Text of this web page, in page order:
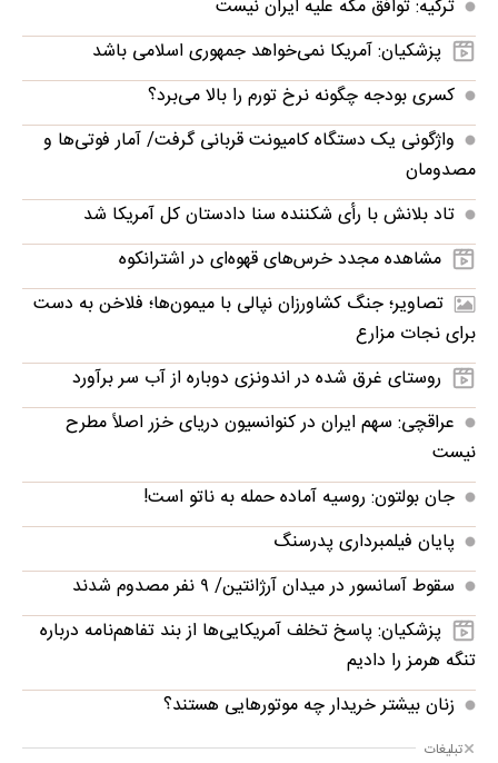
ترکیه: توافق مکه علیه ایران نیست
پزشکیان: آمریکا نمی‌خواهد جمهوری اسلامی باشد
کسری بودجه چگونه نرخ تورم را بالا می‌برد؟
واژگونی یک دستگاه کامیونت قربانی گرفت/ آمار فوتی‌ها و
مصدومان
تاد بلانش با رأی شکننده سنا دادستان کل آمریکا شد
مشاهده مجدد خرس‌های قهوه‌ای در اشترانکوه
تصاویر؛ جنگ کشاورزان نپالی با میمون‌ها؛ فلاخن به دست
برای نجات مزارع
روستای غرق‌ شده در اندونزی دوباره از آب سر برآورد
عراقچی: سهم ایران در کنوانسیون دریای خزر اصلاً مطرح
نیست
جان بولتون: روسیه آماده حمله به ناتو است!
پایان فیلمبرداری پدرسنگ
سقوط آسانسور در میدان آرژانتین/ ۹ نفر مصدوم شدند
پزشکیان: پاسخ تخلف آمریکایی‌ها از بند تفاهم‌نامه درباره
تنگه هرمز را دادیم
زنان بیشتر خریدار چه موتورهایی هستند؟
تبلیغات